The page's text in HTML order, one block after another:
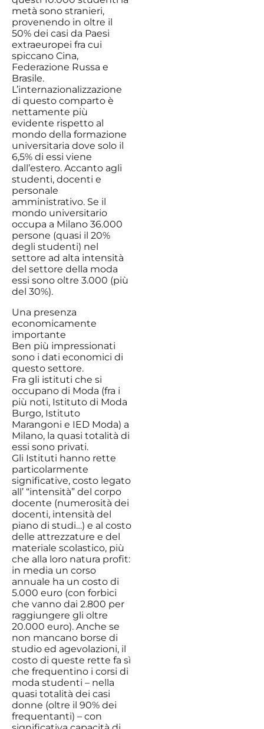
metà sono stranieri,
provenendo in oltre il
50% dei casi da Paesi
extraeuropei fra cui
spiccano Cina,
Federazione Russa e
Brasile.
L’internazionalizzazione
di questo comparto è
nettamente più
evidente rispetto al
mondo della formazione
universitaria dove solo il
6,5% di essi viene
dall’estero. Accanto agli
studenti, docenti e
personale
amministrativo. Se il
mondo universitario
occupa a Milano 36.000
persone (quasi il 20%
degli studenti) nel
settore ad alta intensità
del settore della moda
essi sono oltre 3.000 (più
del 30%).
Una presenza
economicamente
importante
Ben più impressionati
sono i dati economici di
questo settore.
Fra gli istituti che si
occupano di Moda (fra i
più noti, Istituto di Moda
Burgo, Istituto
Marangoni e IED Moda) a
Milano, la quasi totalità di
essi sono privati.
Gli Istituti hanno rette
particolarmente
significative, costo legato
all’ “intensità” del corpo
docente (numerosità dei
docenti, intensità del
piano di studi…) e al costo
delle attrezzature e del
materiale scolastico, più
che alla loro natura profit:
in media un corso
annuale ha un costo di
5.000 euro (con forbici
che vanno dai 2.800 per
raggiungere gli oltre
20.000 euro). Anche se
non mancano borse di
studio ed agevolazioni, il
costo di queste rette fa sì
che frequentino i corsi di
moda studenti – nella
quasi totalità dei casi
donne (oltre il 90% dei
frequentanti) – con